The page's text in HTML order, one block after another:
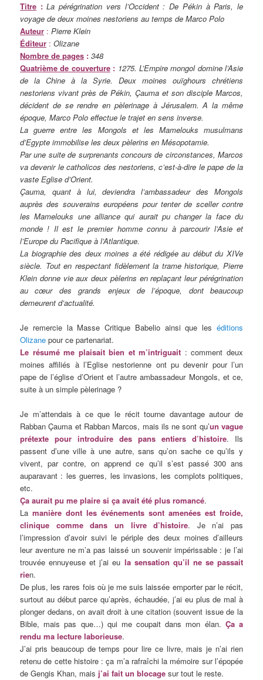
Titre : La pérégrination vers l’Occident : De Pékin à Paris, le
voyage de deux moines nestoriens au temps de Marco Polo
Auteur :Pierre Klein
Éditeur : Olizane
Nombre de pages : 348
Quatrième de couverture: 1275. L’Empire mongol domine l’Asie
de la Chine à la Syrie. Deux moines ouïghours chrétiens
nestoriens vivant près de Pékin, Çauma et son disciple Marcos,
décident de se rendre en pèlerinage à Jérusalem. A la même
époque, Marco Polo effectue le trajet en sens inverse.
La guerre entre les Mongols et les Mamelouks musulmans
d’Egypte immobilise les deux pèlerins en Mésopotamie.
Par une suite de surprenants concours de circonstances, Marcos
va devenir le catholicos des nestoriens, c’est-à-dire le pape de la
vaste Eglise d’Orient.
Çauma, quant à lui, deviendra l’ambassadeur des Mongols
auprès des souverains européens pour tenter de sceller contre
les Mamelouks une alliance qui aurait pu changer la face du
monde ! Il est le premier homme connu à parcourir l’Asie et
l’Europe du Pacifique à l’Atlantique.
La biographie des deux moines a été rédigée au début du XIVe
siècle. Tout en respectant fidèlement la trame historique, Pierre
Klein donne vie aux deux pèlerins en replaçant leur pérégrination
au cœur des grands enjeux de l’époque, dont beaucoup
demeurent d’actualité.
Je remercie la Masse Critique Babelio ainsi que les éditions
Olizane pour ce partenariat.
Le résumé me plaisait bien et m’intriguait : comment deux
moines affiliés à l’Eglise nestorienne ont pu devenir pour l’un
pape de l’église d’Orient et l’autre ambassadeur Mongols, et ce,
suite à un simple pèlerinage ?
Je m’attendais à ce que le récit tourne davantage autour de
Rabban Çauma et Rabban Marcos, mais ils ne sont qu’un vague
prétexte pour introduire des pans entiers d’histoire. Ils
passent d’une ville à une autre, sans qu’on sache ce qu’ils y
vivent, par contre, on apprend ce qu’il s’est passé 300 ans
auparavant : les guerres, les invasions, les complots politiques,
etc.
Ça aurait pu me plaire si ça avait été plus romancé.
Lamanière dont les événements sont amenées est froide,
clinique comme dans un livre d’histoire. Je n’ai pas
l’impression d’avoir suivi le périple des deux moines d’ailleurs
leur aventure ne m’a pas laissé un souvenir impérissable : je l’ai
trouvée ennuyeuse et j’ai eu la sensation qu’il ne se passait
rien.
De plus, les rares fois où je me suis laissée emporter par le récit,
surtout au début parce qu’après, échaudée, j’ai eu plus de mal à
plonger dedans, on avait droit à une citation (souvent issue de la
Bible, mais pas que…) qui me coupait dans mon élan. Ça a
rendu ma lecture laborieuse.
J’ai pris beaucoup de temps pour lire ce livre, mais je n’ai rien
retenu de cette histoire : ça m’a rafraîchi la mémoire sur l’épopée
de Gengis Khan, mais j’ai fait un blocage sur tout le reste.